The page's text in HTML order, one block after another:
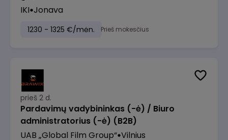
IKI Jonava
1230 - 1325 €/mėn. Prieš mokesčius
prieš 2 d.
Pardavimų vadybininkas (-ė) / Biuro
administratorius (-ė) (B2B)
UAB „Global Film Group“ Vilnius